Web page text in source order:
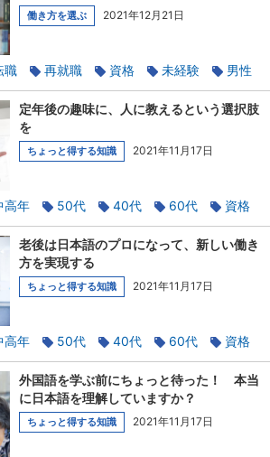
働き方を選ぶ 2021年12月21日
職 再就職 資格 未経験
男性
定年後の趣味に、人に教えるという選択肢
を
ちょっと得する知識 2021年11月17日
高年 50代 40代 60代
資格
老後は日本語のプロになって、新しい働き
方を実現する
ちょっと得する知識 2021年11月17日
高年 50代 40代 60代
資格
外国語を学ぶ前にちょっと待った！ 本当
に日本語を理解していますか？
ちょっと得する知識 2021年11月17日